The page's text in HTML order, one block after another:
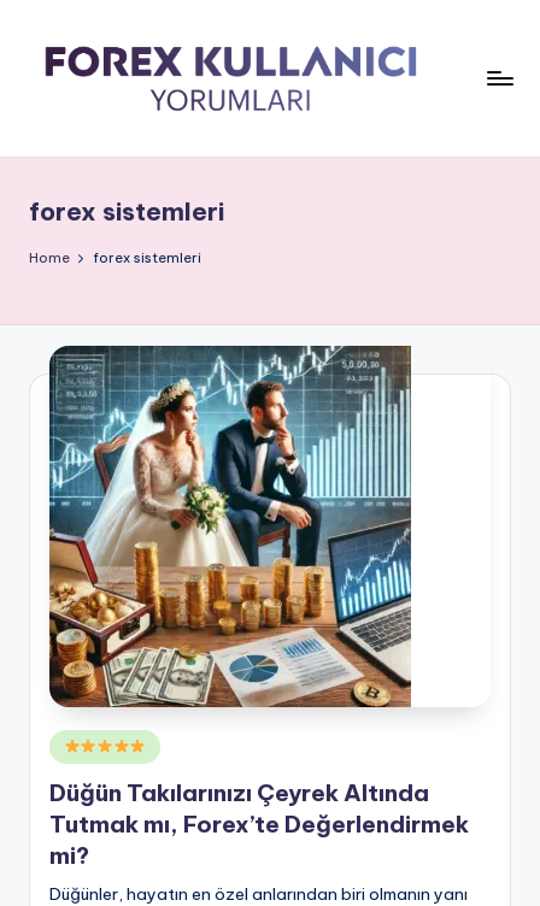
forex sistemleri
Home forex sistemleri
Posted
in
Düğün Takılarınızı Çeyrek Altında
Tutmak mı, Forex’te Değerlendirmek
mi?
Düğünler, hayatın en özel anlarından biri olmanın yanı